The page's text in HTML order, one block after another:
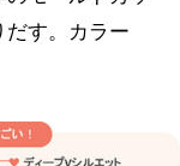
す。カラー